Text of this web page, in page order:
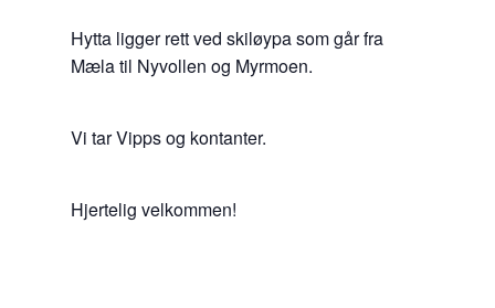
Hytta ligger rett ved skiløypa som går fra
Mæla til Nyvollen og Myrmoen.
Vi tar Vipps og kontanter.
Hjertelig velkommen!